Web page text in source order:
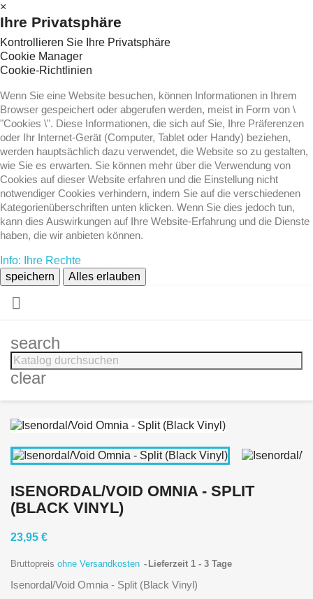
×
Ihre Privatsphäre
Kontrollieren Sie Ihre Privatsphäre
Cookie Manager
Cookie-Richtlinien
Wenn Sie eine Website besuchen, können Informationen in Ihrem
Browser gespeichert oder abgerufen werden, meist in Form von \
"Cookies \". Diese Informationen, die sich auf Sie, Ihre Präferenzen
oder Ihr Internet-Gerät (Computer, Tablet oder Handy) beziehen,
werden hauptsächlich dazu verwendet, die Website so zu gestalten,
wie Sie es erwarten. Sie können mehr über die Verwendung von
Cookies auf dieser Website erfahren und die Einstellung nicht
notwendiger Cookies verhindern, indem Sie auf die verschiedenen
Kategorienüberschriften unten klicken. Wenn Sie dies jedoch tun,
kann dies Auswirkungen auf Ihre Website-Erfahrung und die Dienste
haben, die wir anbieten können.
Info: Ihre Rechte
speichern
Alles erlauben

search
clear
ISENORDAL/VOID OMNIA - SPLIT
(BLACK VINYL)
23,95 €
Bruttopreis ohne Versandkosten Lieferzeit 1 - 3 Tage
Isenordal/Void Omnia - Split (Black Vinyl)